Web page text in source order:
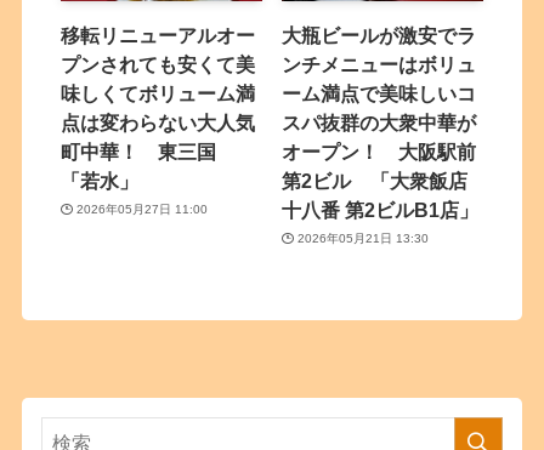
移転リニューアルオー
プンされても安くて美
味しくてボリューム満
点は変わらない大人気
町中華！ 東三国
「若水」
2026年05月27日 11:00
大瓶ビールが激安でラ
ンチメニューはボリュ
ーム満点で美味しいコ
スパ抜群の大衆中華が
オープン！ 大阪駅前
第2ビル 「大衆飯店
十八番 第2ビルB1店」
2026年05月21日 13:30